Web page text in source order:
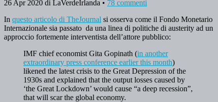
26 Apr 2020 di LaVerdeIrlanda • 78 commenti
In questo articolo di TheJournal si osserva come il Fondo Monetario
Internazionale sia passato da una linea di politiche di austerity ad un
approccio fortemente interventista dell’attore pubblico:
IMF chief economist Gita Gopinath (in another
extraordinary press conference earlier this month)
likened the latest crisis to the Great Depression of the
1930s and explained that the output losses caused by
‘the Great Lockdown’ would cause “a deep recession”,
that will scar the global economy.